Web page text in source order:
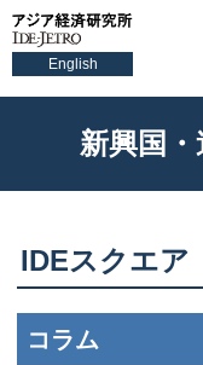
English
新興国
IDEスクエア
コラム